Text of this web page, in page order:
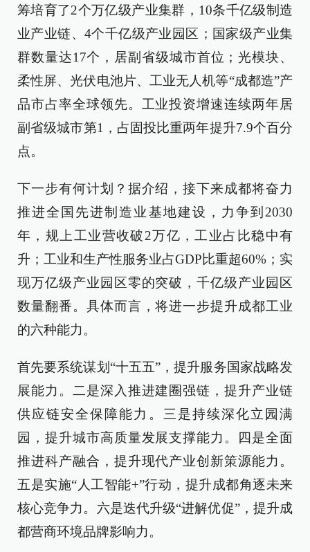
筹培育了2个万亿级产业集群，10条千亿级制造
业产业链、4个千亿级产业园区；国家级产业集
群数量达17个，居副省级城市首位；光模块、
柔性屏、光伏电池片、工业无人机等“成都造”产
品市占率全球领先。工业投资增速连续两年居
副省级城市第1，占固投比重两年提升7.9个百分
点。
下一步有何计划？据介绍，接下来成都将奋力
推进全国先进制造业基地建设，力争到2030
年，规上工业营收破2万亿，工业占比稳中有
升；工业和生产性服务业占GDP比重超60%；实
现万亿级产业园区零的突破，千亿级产业园区
数量翻番。具体而言，将进一步提升成都工业
的六种能力。
首先要系统谋划“十五五”，提升服务国家战略发
展能力。二是深入推进建圈强链，提升产业链
供应链安全保障能力。三是持续深化立园满
园，提升城市高质量发展支撑能力。四是全面
推进科产融合，提升现代产业创新策源能力。
五是实施“人工智能+”行动，提升成都角逐未来
核心竞争力。六是迭代升级“进解优促”，提升成
都营商环境品牌影响力。